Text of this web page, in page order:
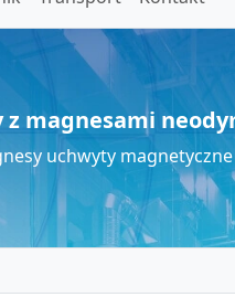
magnesami
uchwyty magnetyczne